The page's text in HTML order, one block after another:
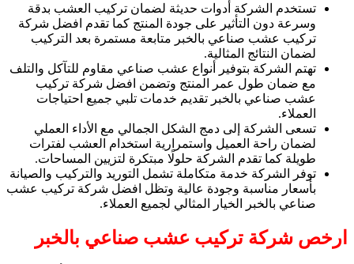
تستخدم الشركة أدوات حديثة لضمان تركيب العشب بدقة
وسرعة دون التأثير على جودة المنتج كما تقدم افضل شركة
تركيب عشب صناعي بالخبر متابعة مستمرة بعد التركيب
لضمان النتائج المثالية.
تهتم الشركة بتوفير أنواع عشب صناعي مقاوم للتآكل والتلف
مع ضمان طول عمر المنتج وتضمن افضل شركة تركيب
عشب صناعي بالخبر تقديم خدمات تلبي جميع احتياجات
العملاء.
تسعى الشركة إلى دمج الشكل الجمالي مع الأداء العملي
لضمان راحة العميل واستمرارية استخدام العشب لفترات
طويلة كما تقدم الشركة حلولًا مبتكرة لتزيين المساحات.
توفر الشركة خدمة متكاملة تشمل التوريد والتركيب والصيانة
بأسعار مناسبة وجودة عالية وتظل افضل شركة تركيب عشب
صناعي بالخبر الخيار المثالي لجميع العملاء.
ارخص شركة تركيب عشب صناعي بالخبر